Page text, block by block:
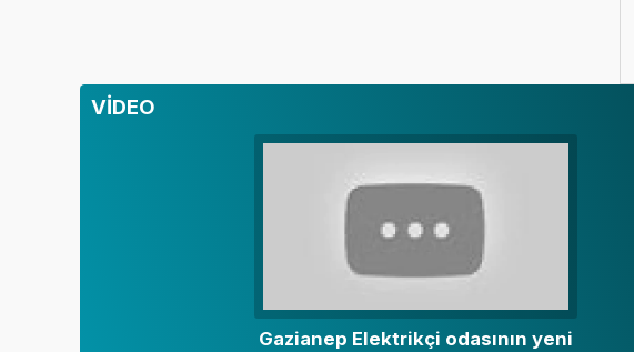
VİDEO
Gazianep Elektrikçi odasının yeni